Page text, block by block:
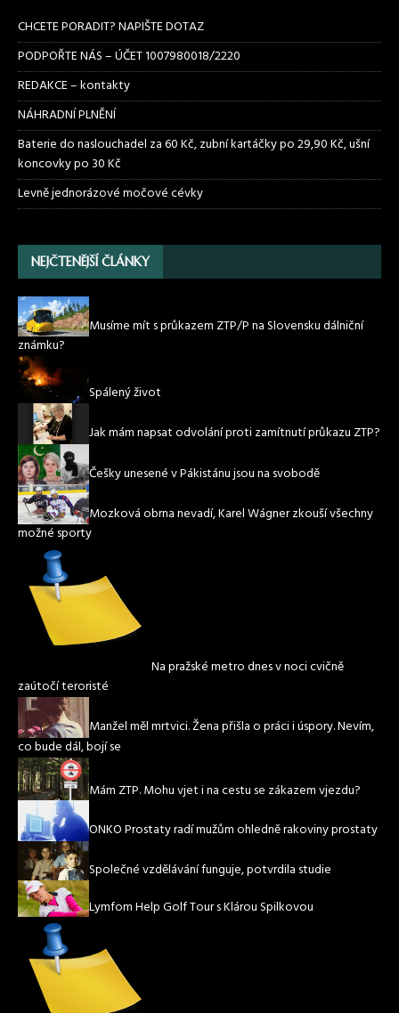
CHCETE PORADIT? NAPIŠTE DOTAZ
PODPOŘTE NÁS – ÚČET 1007980018/2220
REDAKCE – kontakty
NÁHRADNÍ PLNĚNÍ
Baterie do naslouchadel za 60 Kč, zubní kartáčky po 29,90 Kč, ušní
koncovky po 30 Kč
Levně jednorázové močové cévky
NEJČTENĚJŠÍ ČLÁNKY
Musíme mít s průkazem ZTP/P na Slovensku dálniční
známku?
Spálený život
Jak mám napsat odvolání proti zamítnutí průkazu ZTP?
Češky unesené v Pákistánu jsou na svobodě
Mozková obrna nevadí, Karel Wágner zkouší všechny
možné sporty
Na pražské metro dnes v noci cvičně
zaútočí teroristé
Manžel měl mrtvici. Žena přišla o práci i úspory. Nevím,
co bude dál, bojí se
Mám ZTP. Mohu vjet i na cestu se zákazem vjezdu?
ONKO Prostaty radí mužům ohledně rakoviny prostaty
Společné vzdělávání funguje, potvrdila studie
Lymfom Help Golf Tour s Klárou Spilkovou